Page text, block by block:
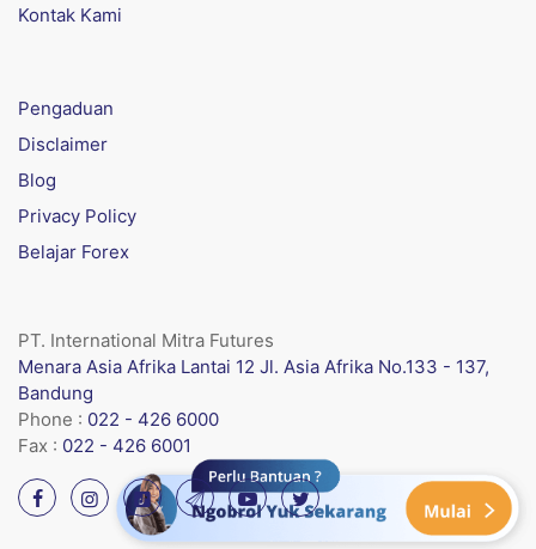
Kontak Kami
Pengaduan
Disclaimer
Blog
Privacy Policy
Belajar Forex
PT. International Mitra Futures
Menara Asia Afrika Lantai 12 Jl. Asia Afrika No.133 - 137,
Bandung
Phone : 022 - 426 6000
Fax : 022 - 426 6001